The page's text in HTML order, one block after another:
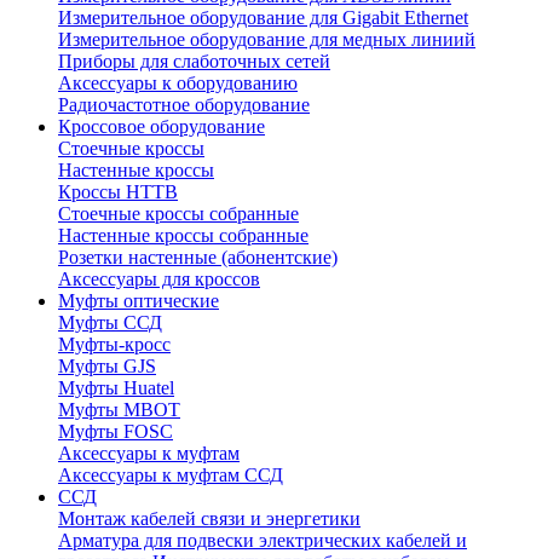
Измерительное оборудование для Gigabit Ethernet
Измерительное оборудование для медных линиий
Приборы для слаботочных сетей
Аксессуары к оборудованию
Радиочастотное оборудование
Кроссовое оборудование
Стоечные кроссы
Настенные кроссы
Кроссы HTTB
Стоечные кроссы собранные
Настенные кроссы собранные
Розетки настенные (абонентские)
Аксессуары для кроссов
Муфты оптические
Муфты ССД
Муфты-кросс
Муфты GJS
Муфты Huatel
Муфты МВОТ
Муфты FOSC
Аксессуары к муфтам
Аксессуары к муфтам ССД
ССД
Монтаж кабелей связи и энергетики
Арматура для подвески электрических кабелей и